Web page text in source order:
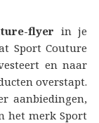
flyer in je
Sport Couture
en naar
overstapt.
aanbiedingen,
het merk Sport